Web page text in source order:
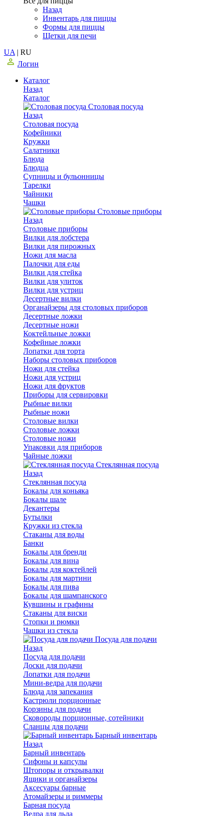
Назад
Инвентарь для пиццы
Формы для пиццы
Щетки для печи
UA | RU
Логин
Каталог
Назад
Каталог
Столовая посуда
Назад
Столовая посуда
Кофейники
Кружки
Салатники
Блюда
Блюдца
Супницы и бульонницы
Тарелки
Чайники
Чашки
Cтоловые приборы
Назад
Cтоловые приборы
Вилки для лобстера
Вилки для пирожных
Ножи для масла
Палочки для еды
Вилки для стейка
Вилки для улиток
Вилки для устриц
Десертные вилки
Органайзеры для столовых приборов
Десертные ложки
Десертные ножи
Коктейльные ложки
Кофейные ложки
Лопатки для торта
Наборы столовых приборов
Ножи для стейка
Ножи для устриц
Ножи для фруктов
Приборы для сервировки
Рыбные вилки
Рыбные ножи
Столовые вилки
Столовые ложки
Столовые ножи
Упаковки для приборов
Чайные ложки
Стеклянная посуда
Назад
Стеклянная посуда
Бокалы для коньяка
Бокалы шале
Декантеры
Бутылки
Кружки из стекла
Стаканы для воды
Банки
Бокалы для бренди
Бокалы для вина
Бокалы для коктейлей
Бокалы для мартини
Бокалы для пива
Бокалы для шампанского
Кувшины и графины
Стаканы для виски
Стопки и рюмки
Чашки из стекла
Посуда для подачи
Назад
Посуда для подачи
Доски для подачи
Лопатки для подачи
Мини-ведра для подачи
Блюда для запекания
Кастрюли порционные
Корзины для подачи
Сковороды порционные, сотейники
Сланцы для подачи
Барный инвентарь
Назад
Барный инвентарь
Сифоны и капсулы
Штопоры и открывалки
Ящики и органайзеры
Аксесуары барные
Атомайзеры и риммеры
Барная посуда
Ведра для льда